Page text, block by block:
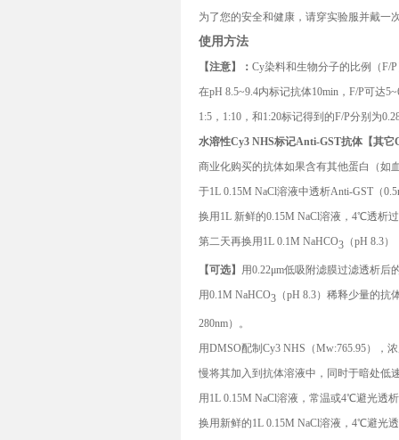
为了您的安全和健康，请穿实验服并戴一
使用方法
【注意】： Cy染料和生物分子的比例（F/P
在pH 8.5~9.4内标记抗体10min，F/P可达
1:5 ，1:10 ，和1:20标记得到的F/P分别为
水溶性Cy3 NHS标记Anti-GST抗体【其它
商业化购买的抗体如果含有其他蛋白（如
于1L 0.15M NaCl溶液中透析Anti-GST （
换用1L 新鲜的0.15M NaCl溶液，4℃透析
第二天再换用1L 0.1M NaHCO3 （pH 8.3
【可选】 用0.22μm低吸附滤膜过滤透析后
用0.1M NaHCO3 （pH 8.3）稀释少量的抗
280nm）。
用DMSO配制Cy3 NHS （Mw:765.95），
慢将其加入到抗体溶液中，同时于暗处低
用1L 0.15M NaCl溶液，常温或4℃避光透
换用新鲜的1L 0.15M NaCl溶液，4℃避光